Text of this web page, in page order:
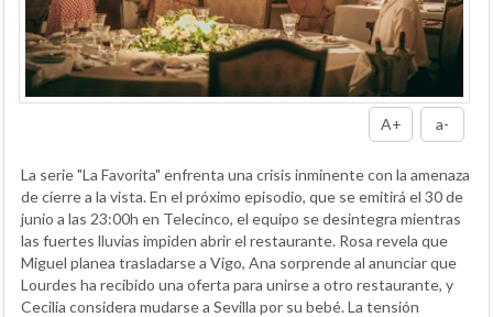
A+ a-
La serie "La Favorita" enfrenta una crisis inminente con la amenaza
de cierre a la vista. En el próximo episodio, que se emitirá el 30 de
junio a las 23:00h en Telecinco, el equipo se desintegra mientras
las fuertes lluvias impiden abrir el restaurante. Rosa revela que
Miguel planea trasladarse a Vigo, Ana sorprende al anunciar que
Lourdes ha recibido una oferta para unirse a otro restaurante, y
Cecilia considera mudarse a Sevilla por su bebé. La tensión